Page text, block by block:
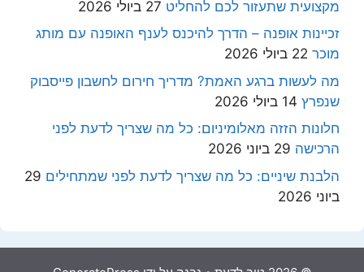
מקצועית שתעזור לכם להחליט 27 ביולי 2026
זכיינות אופנה – הדרך להיכנס לענף האופנה עם מותג
מוכר 22 ביולי 2026
מה לעשות ברגע האמת? מדריך חירום לחשבון פייסבוק
שנפרץ 14 ביולי 2026
חלונות הזזה מאלומיניום: כל מה שצריך לדעת לפני
הרכישה 29 ביוני 2026
הלבנת שיניים: כל מה שצריך לדעת לפני שמתחילים 29
ביוני 2026